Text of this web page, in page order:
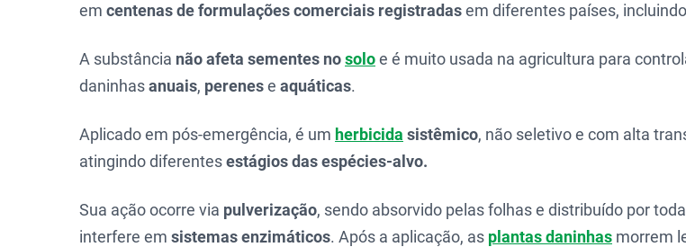
em centenas de formulações comerciais registradasem diferentes países,
A substância não afeta sementes nosoloe é muito usada na agricultura para
daninhasanuais, perenese aquáticas.
Aplicado em pós-emergência, é um herbicida sistêmico, não seletivo e com alta
atingindo diferentesestágios das espécies-alvo.
Sua ação ocorre via pulverização, sendo absorvido pelas folhas e distribuído por
interfere em sistemas enzimáticos. Após a aplicação, as plantas daninhas morrem